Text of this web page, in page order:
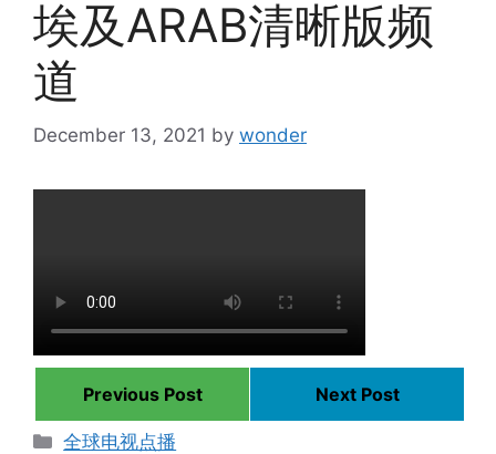
埃及ARAB清晰版频
道
December 13, 2021 by wonder
Previous Post
Next Post
Categories
全球电视点播